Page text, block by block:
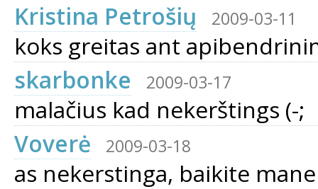
Kristina Petrošių
2009-03-11
koks greitas ant
skarbonke
2009-03-17
malačius kad nekerštings (-;
Voverė
2009-03-18
as nekerstinga, baikite